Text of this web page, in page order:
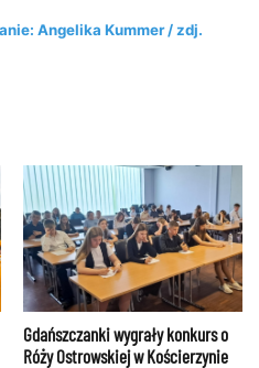
Angelika Kummer / zdj.
Gdańszczanki wygrały konkurs o
Róży Ostrowskiej w Kościerzynie